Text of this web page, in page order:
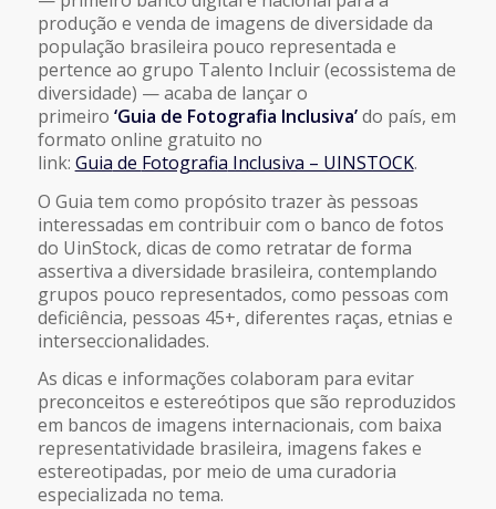
produção e venda de imagens de diversidade da
população brasileira pouco representada e
pertence ao grupo Talento Incluir (ecossistema de
diversidade) — acaba de lançar o
primeiro ‘Guia de Fotografia Inclusiva’do país, em
formato online gratuito no
link: Guia de Fotografia Inclusiva – UINSTOCK.
O Guia tem como propósito trazer às pessoas
interessadas em contribuir com o banco de fotos
do UinStock, dicas de como retratar de forma
assertiva a diversidade brasileira, contemplando
grupos pouco representados, como pessoas com
deficiência, pessoas 45+, diferentes raças, etnias e
interseccionalidades.
As dicas e informações colaboram para evitar
preconceitos e estereótipos que são reproduzidos
em bancos de imagens internacionais, com baixa
representatividade brasileira, imagens fakes e
estereotipadas, por meio de uma curadoria
especializada no tema.